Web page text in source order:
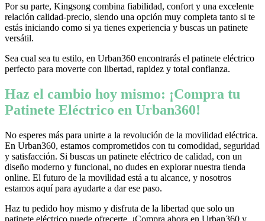
Por su parte, Kingsong combina fiabilidad, confort y una excelente
relación calidad-precio, siendo una opción muy completa tanto si te
estás iniciando como si ya tienes experiencia y buscas un patinete
versátil.
Sea cual sea tu estilo, en Urban360 encontrarás el patinete eléctrico
perfecto para moverte con libertad, rapidez y total confianza.
Haz el cambio hoy mismo: ¡Compra tu
Patinete Eléctrico en Urban360!
No esperes más para unirte a la revolución de la movilidad eléctrica.
En Urban360, estamos comprometidos con tu comodidad, seguridad
y satisfacción. Si buscas un patinete eléctrico de calidad, con un
diseño moderno y funcional, no dudes en explorar nuestra tienda
online. El futuro de la movilidad está a tu alcance, y nosotros
estamos aquí para ayudarte a dar ese paso.
Haz tu pedido hoy mismo y disfruta de la libertad que solo un
patinete eléctrico puede ofrecerte. ¡Compra ahora en Urban360 y